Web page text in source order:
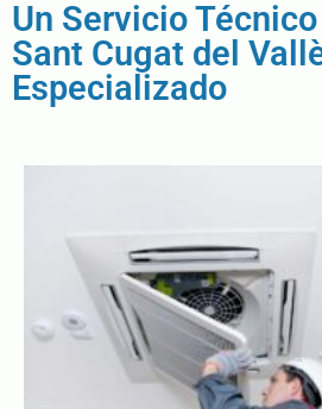
Un Servicio
Sant Cugat del
Especializado